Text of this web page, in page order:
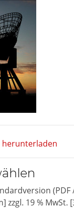
herunterladen
(PDF
zzgl. 19 % MwSt.